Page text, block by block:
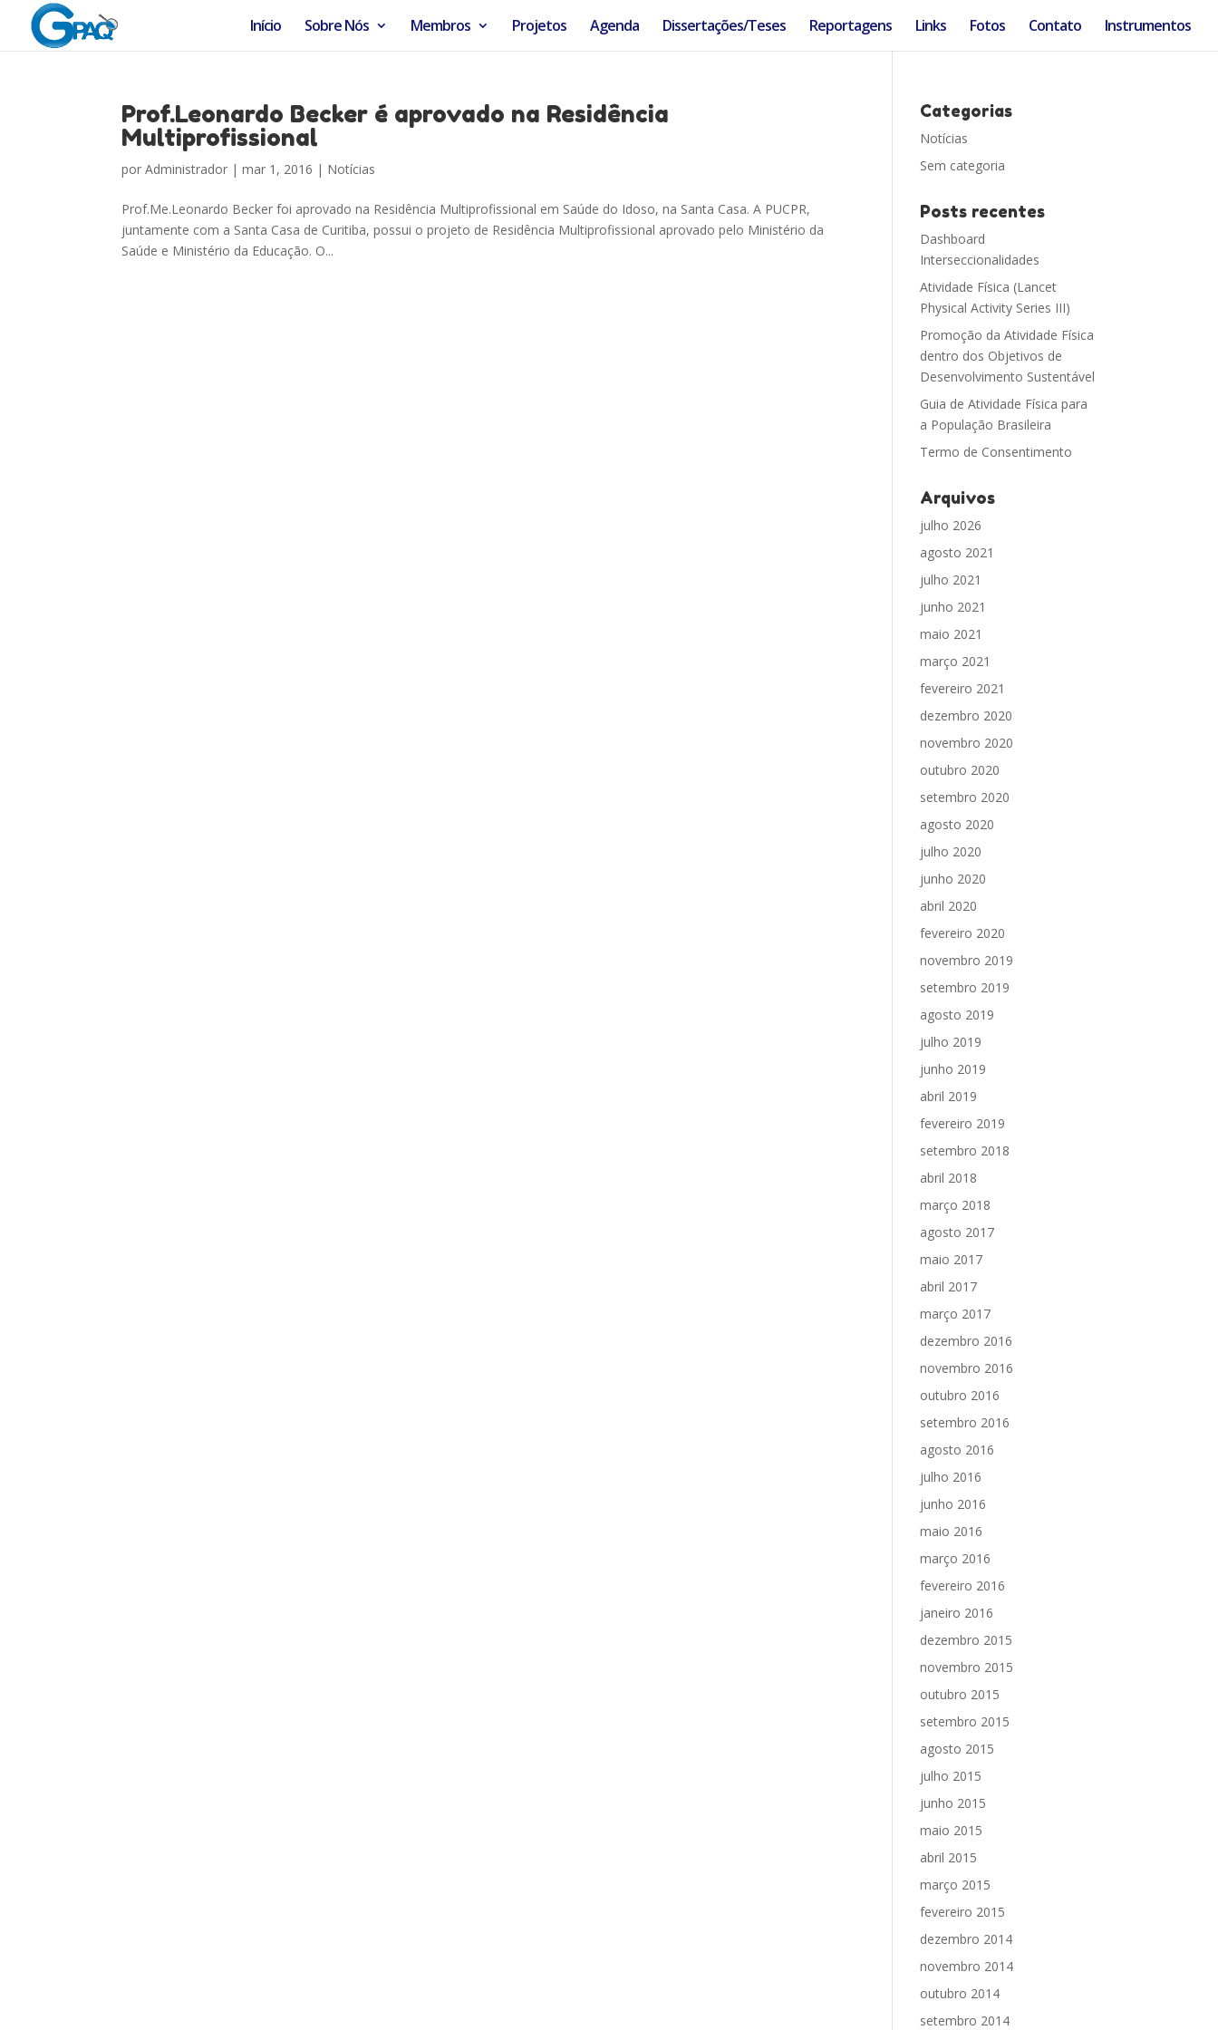
Início Sobre Nós Membros Projetos Agenda Dissertações/Teses Reportagens Links Fotos Contato Instrumentos
Prof.Leonardo Becker é aprovado na Residência
Multiprofissional
porAdministrador |mar 1, 2016 | Notícias
Prof.Me.Leonardo Becker foi aprovado na Residência Multiprofissional em Saúde do Idoso, na Santa Casa. A PUCPR,
juntamente com a Santa Casa de Curitiba, possui o projeto de Residência Multiprofissional aprovado pelo Ministério da
Saúde e Ministério da Educação. O...
Categorias
Notícias
Sem categoria
Posts recentes
Dashboard
Interseccionalidades
Atividade Física (Lancet
Physical Activity Series III)
Promoção da Atividade Física
dentro dos Objetivos de
Desenvolvimento Sustentável
Guia de Atividade Física para
a População Brasileira
Termo de Consentimento
Arquivos
julho 2026
agosto 2021
julho 2021
junho 2021
maio 2021
março 2021
fevereiro 2021
dezembro 2020
novembro 2020
outubro 2020
setembro 2020
agosto 2020
julho 2020
junho 2020
abril 2020
fevereiro 2020
novembro 2019
setembro 2019
agosto 2019
julho 2019
junho 2019
abril 2019
fevereiro 2019
setembro 2018
abril 2018
março 2018
agosto 2017
maio 2017
abril 2017
março 2017
dezembro 2016
novembro 2016
outubro 2016
setembro 2016
agosto 2016
julho 2016
junho 2016
maio 2016
março 2016
fevereiro 2016
janeiro 2016
dezembro 2015
novembro 2015
outubro 2015
setembro 2015
agosto 2015
julho 2015
junho 2015
maio 2015
abril 2015
março 2015
fevereiro 2015
dezembro 2014
novembro 2014
outubro 2014
setembro 2014